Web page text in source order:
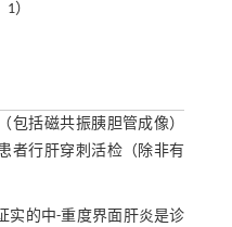
）
包括磁共振胰胆管成像）
者行肝穿刺活检（除非有
实的中-重度界面肝炎是诊